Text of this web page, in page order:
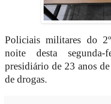
Policiais militares do
noite desta
presidiário de 23 anos
de drogas.